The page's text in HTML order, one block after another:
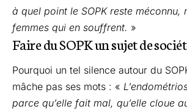
à quel point le SOPK reste méconnu,
femmes qui en souffrent. »
Faire du SOPK un sujet de
Pourquoi un tel silence autour du
mâche pas ses mots : «
parce qu’elle fait mal, qu’elle cloue